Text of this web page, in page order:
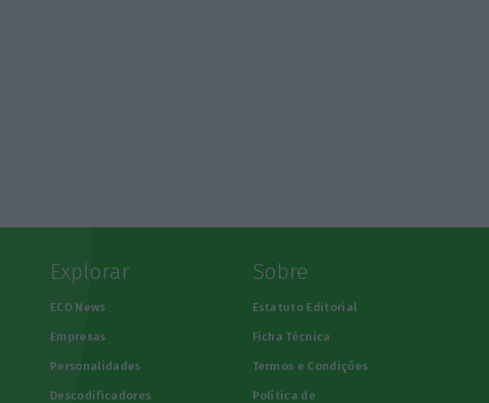
Explorar
ECO News
Empresas
Personalidades
Descodificadores
Sobre
Estatuto Editorial
Ficha Técnica
Termos e Condições
Política de